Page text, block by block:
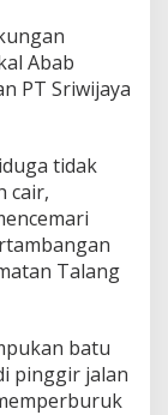
Abab
PT Sriwijaya
tidak
cair,
Talang
batu
pinggir jalan